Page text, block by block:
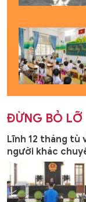
ĐỪNG BỎ LỠ
Lĩnh 12 tháng tù
người khác